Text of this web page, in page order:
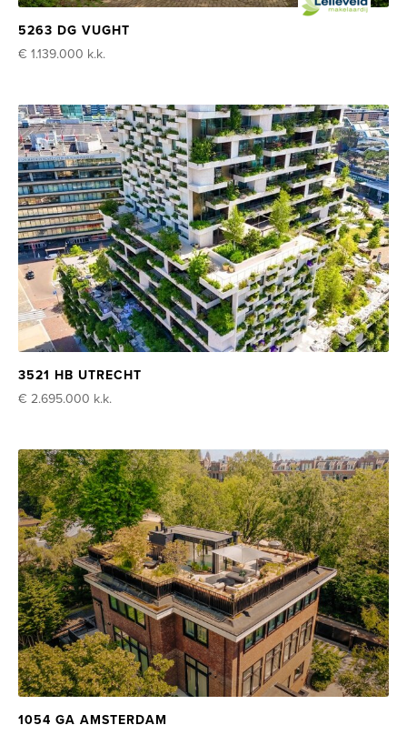
5263 DG VUGHT
€ 1.139.000 k.k.
3521 HB UTRECHT
€ 2.695.000 k.k.
1054 GA AMSTERDAM